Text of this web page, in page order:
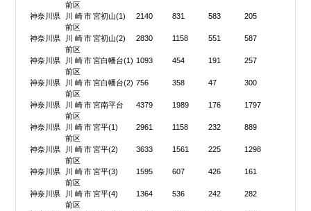
前区
神奈川県
川崎市宮
前区
初山(1) 2140 831 583 205
神奈川県
川崎市宮
前区
初山(2) 2830 1158 551 587
神奈川県
川崎市宮
前区
白幡台(1) 1093 454 191 257
神奈川県
川崎市宮
前区
白幡台(2) 756 358 47 300
神奈川県
川崎市宮
前区
南平台 4379 1989 176 1797
神奈川県
川崎市宮
前区
平(1) 2961 1158 232 889
神奈川県
川崎市宮
前区
平(2) 3633 1561 225 1298
神奈川県
川崎市宮
前区
平(3) 1595 607 426 161
神奈川県
川崎市宮
前区
平(4) 1364 536 242 282